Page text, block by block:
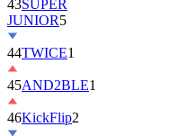
43SUPER
JUNIOR5
44TWICE1
45AND2BLE1
46KickFlip2